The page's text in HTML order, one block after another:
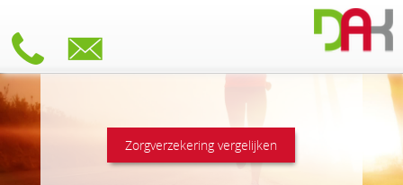
Zorgverzekering vergelijken